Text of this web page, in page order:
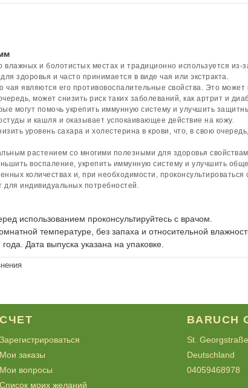
и болотистых местах и традиционно используется из-
здоровья и часто принимается в виде чая или экстракта.
являются его противовоспалительные свойства. Это может
может снизить риск таких заболеваний, как артрит и
могут помочь укрепить иммунную систему и улучшить
и кашля и оказывает успокаивающее действие на кожу.
уровень сахара и холестерина в крови, что, в свою
растением со многими полезными для здоровья
воспаление, укрепить иммунную систему и улучшить
количествах и, при необходимости, проконсультироваться
для индивидуальных потребностей.
использованием проконсультируйтесь с врачом.
температуре, без запаха и относительной
Дата выпуска указана на упаковке.
СЧЕТ
Зарегистрироваться
Мои заказы
Мои вопросы
Список моих желаний
BARUCH
St.
Deutschland
04059468978